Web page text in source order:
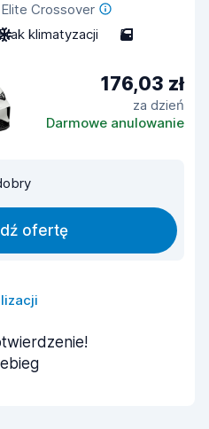
Crossover
klimatyzacji 5
176,03 zł
za dzień
Darmowe anulowanie
ofertę